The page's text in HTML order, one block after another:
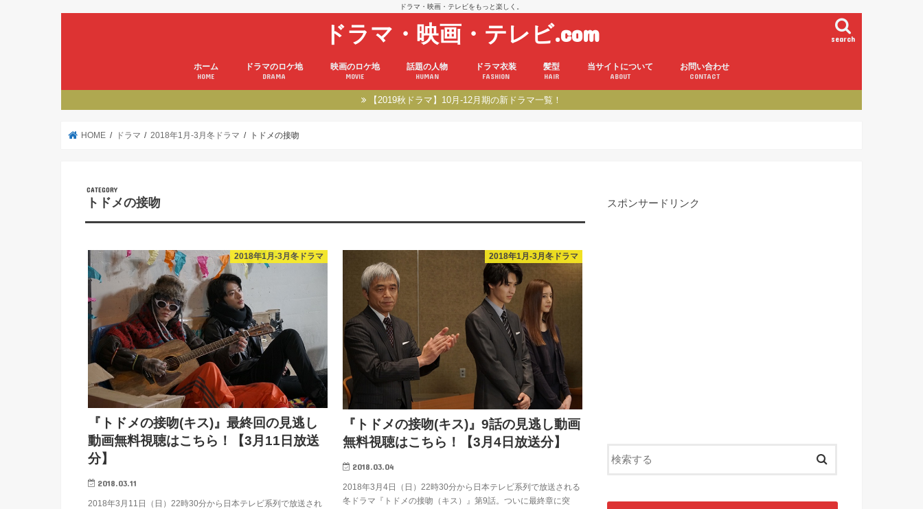
ドラマ・映画・テレビをもっと楽しく。
ドラマ・映画・テレビ.com search
ホーム
HOME
ドラマのロケ地
DRAMA
映画のロケ地
MOVIE
話題の人物
HUMAN
ドラマ衣装
FASHION
髪型
HAIR
当サイトについて
ABOUT
お問い合わせ
CONTACT
【2019秋ドラマ】10月-12月期の新ドラマ一覧！
HOME ドラマ 2018年1月-3月冬ドラマ トドメの接吻
トドメの接吻
2018年1月-3月冬ドラマ
『トドメの接吻(キス)』最終回の見逃し
動画無料視聴はこちら！【3月11日放送
分】
2018.03.11
2018年3月11日（日）22時30分から日本テレビ系列で放送され
2018年1月-3月冬ドラマ
『トドメの接吻(キス)』9話の見逃し動画
無料視聴はこちら！【3月4日放送分】
2018.03.04
2018年3月4日（日）22時30分から日本テレビ系列で放送される
冬ドラマ『トドメの接吻（キス）』第9話。ついに最終章に突
スポンサードリンク